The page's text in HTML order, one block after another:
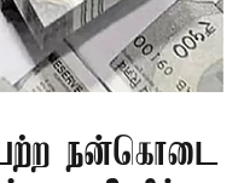
நன்கொடை